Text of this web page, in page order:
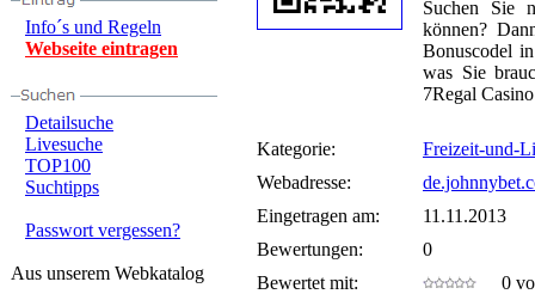
Info´s und Regeln
Webseite eintragen
Detailsuche
Livesuche
TOP100
Suchtipps
Passwort vergessen?
Aus unserem Webkatalog
Suchen Sie
können?
Bonuscodel
was Sie
7Regal
Kategorie:
Freizeit-und-
Webadresse:
Eingetragen am:
11.11.2013
Bewertungen:
0
Bewertet mit:
0